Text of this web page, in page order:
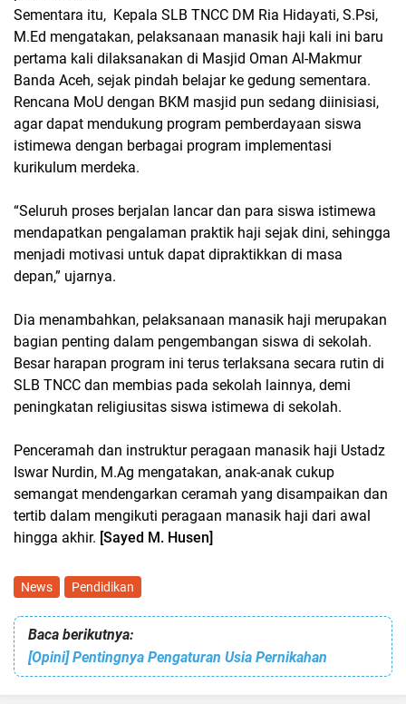
Sementara itu, Kepala SLB TNCC DM Ria Hidayati, S.Psi,
M.Ed mengatakan, pelaksanaan manasik haji kali ini baru
pertama kali dilaksanakan di Masjid Oman Al-Makmur
Banda Aceh, sejak pindah belajar ke gedung sementara.
Rencana MoU dengan BKM masjid pun sedang diinisiasi,
agar dapat mendukung program pemberdayaan siswa
istimewa dengan berbagai program implementasi
kurikulum merdeka.
“Seluruh proses berjalan lancar dan para siswa istimewa
mendapatkan pengalaman praktik haji sejak dini, sehingga
menjadi motivasi untuk dapat dipraktikkan di masa
depan,” ujarnya.
Dia menambahkan, pelaksanaan manasik haji merupakan
bagian penting dalam pengembangan siswa di sekolah.
Besar harapan program ini terus terlaksana secara rutin di
SLB TNCC dan membias pada sekolah lainnya, demi
peningkatan religiusitas siswa istimewa di sekolah.
Penceramah dan instruktur peragaan manasik haji Ustadz
Iswar Nurdin, M.Ag mengatakan, anak-anak cukup
semangat mendengarkan ceramah yang disampaikan dan
tertib dalam mengikuti peragaan manasik haji dari awal
hingga akhir. [Sayed M. Husen]
News Pendidikan
Baca berikutnya:
[Opini] Pentingnya Pengaturan Usia Pernikahan